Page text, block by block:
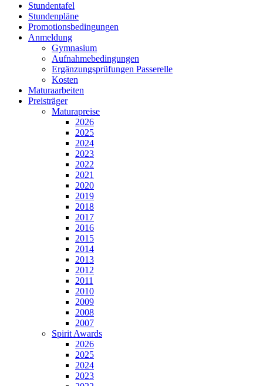
Stundentafel
Stundenpläne
Promotionsbedingungen
Anmeldung
Gymnasium
Aufnahmebedingungen
Ergänzungsprüfungen Passerelle
Kosten
Maturaarbeiten
Preisträger
Maturapreise
2026
2025
2024
2023
2022
2021
2020
2019
2018
2017
2016
2015
2014
2013
2012
2011
2010
2009
2008
2007
Spirit Awards
2026
2025
2024
2023